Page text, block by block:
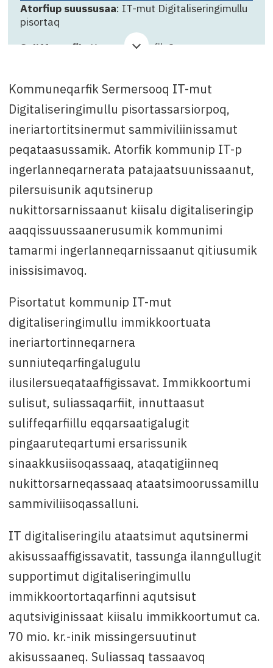
Atorfiup suussusaa: IT-mut Digitaliseringimullu
pisortaq
Suliffeqarfik: Kommuneqarfik Sermersooq
2026
Attavissaq: Marie Fleischer, oqarasuaat +299
58 54 80 imaluunniit e-mail:
Kommuneqarfik Sermersooq IT-mut
Digitaliseringimullu pisortassarsiorpoq,
ineriartortitsinermut sammiviliinissamut
peqataasussamik. Atorfik kommunip IT-p
ingerlanneqarnerata patajaatsuunissaanut,
pilersuisunik aqutsinerup
nukittorsarnissaanut kiisalu digitaliseringip
aaqqissuussaanerusumik kommunimi
tamarmi ingerlanneqarnissaanut qitiusumik
inissisimavoq.
Pisortatut kommunip IT-mut
digitaliseringimullu immikkoortuata
ineriartortinneqarnera
sunniuteqarfingalugulu
ilusilersueqataaffigissavat. Immikkoortumi
sulisut, suliassaqarfiit, innuttaasut
suliffeqarfiillu eqqarsaatigalugit
pingaaruteqartumi ersarissunik
sinaakkusiisoqassaaq, ataqatigiinneq
nukittorsarneqassaaq ataatsimoorussamillu
sammiviliisoqassalluni.
IT digitaliseringilu ataatsimut aqutsinermi
akisussaaffigissavatit, tassunga ilanngullugit
supportimut digitaliseringimullu
immikkoortortaqarfinni aqutsisut
aqutsiviginissaat kiisalu immikkoortumut ca.
70 mio. kr.-inik missingersuutinut
akisussaaneq. Suliassaq tassaavoq